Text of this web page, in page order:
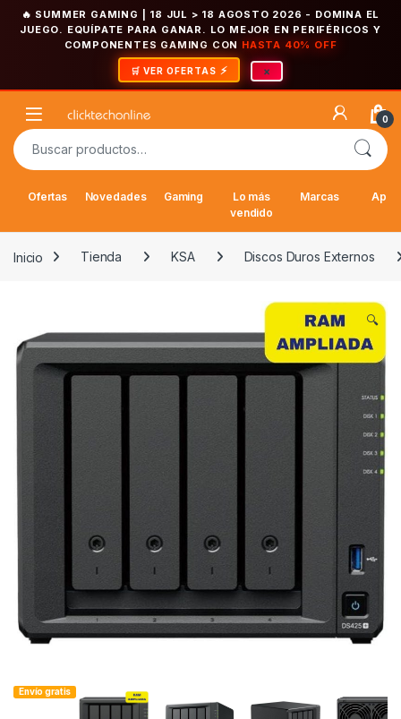
🔥 SUMMER GAMING | 18 JUL > 18 AGOSTO 2026 - DOMINA EL
JUEGO. EQUÍPATE PARA GANAR. LO MEJOR EN PERIFÉRICOS Y
COMPONENTES GAMING CON HASTA 40% OFF
🛒 VER OFERTAS ×
Open 0
Buscar por:
Ofertas Novedades Gaming
Lo más
vendido
Marcas
Inicio Tienda KSA Discos Duros Externos
🔍
Envío gratis